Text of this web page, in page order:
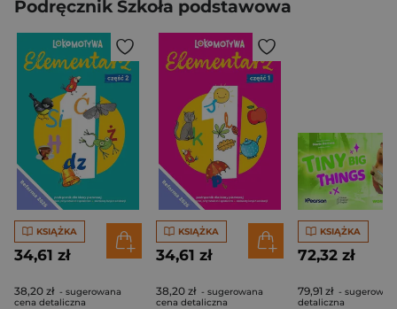
Podręcznik Szkoła podstawowa
KSIĄŻKA
34,61 zł
38,20 zł - sugerowana
cena detaliczna
KSIĄŻKA
34,61 zł
38,20 zł - sugerowana
cena detaliczna
KSIĄŻKA
72,32 zł
79,91 zł -
detaliczna